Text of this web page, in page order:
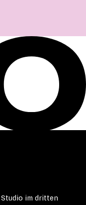
Studio im dritten